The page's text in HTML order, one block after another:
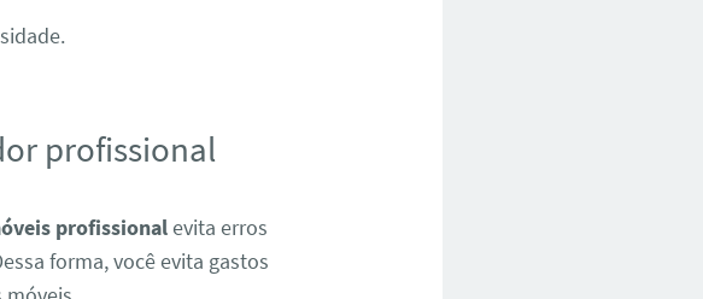
profissional
profissionalevita erros
forma, você evita gastos